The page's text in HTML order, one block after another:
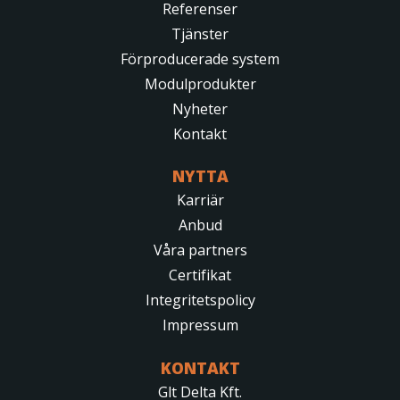
Referenser
Tjänster
Förproducerade system
Modulprodukter
Nyheter
Kontakt
NYTTA
Karriär
Anbud
Våra partners
Certifikat
Integritetspolicy
Impressum
KONTAKT
Glt Delta Kft.